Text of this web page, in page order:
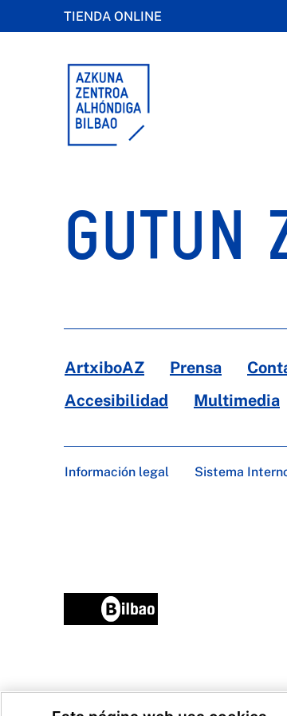
TIENDA ONLINE
GUTUN
ArtxiboAZ Prensa
Accesibilidad
Multimedia
Información legal Sistema